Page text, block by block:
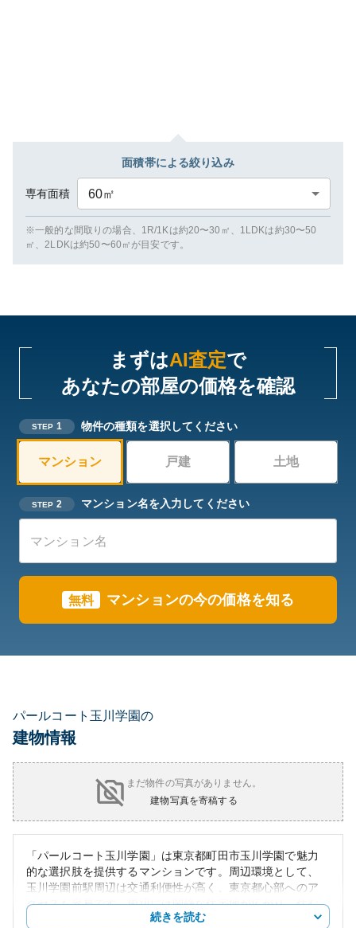
面積帯による絞り込み
専有面積 60㎡
※一般的な間取りの場合、1R/1Kは約20〜30㎡、1LDKは約30〜50
㎡、2LDKは約50〜60㎡が目安です。
まずはAI査定で
あなたの部屋の価格を確認
STEP 1 物件の種類を選択してください
マンション 戸建 土地
STEP 2 マンション名を入力してください
無料 マンションの今の価格を知る
パールコート玉川学園の
建物情報
まだ物件の写真がありません。
建物写真を寄稿する
「パールコート玉川学園」は東京都町田市玉川学園で魅力
的な選択肢を提供するマンションです。周辺環境として、
玉川学園前駅周辺は交通利便性が高く、東京都心部へのア
クセスも容易です。周辺には閑静な住宅地が広がり、住む
には落ち着いた環境が整備されています。
続きを読む